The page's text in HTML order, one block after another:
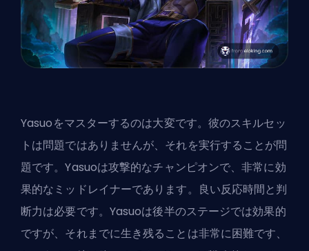
Yasuoをマスターするのは大変です。彼のスキルセッ
トは問題ではありませんが、それを実行することが問
題です。Yasuoは攻撃的なチャンピオンで、非常に効
果的なミッドレイナーであります。良い反応時間と判
断力は必要です。Yasuoは後半のステージでは効果的
ですが、それまでに生き残ることは非常に困難です、